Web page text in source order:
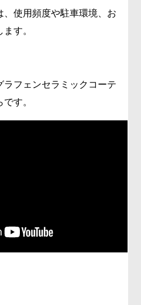
使用頻度や駐車環境、お
す。
ラフェンセラミックコーテ
す。